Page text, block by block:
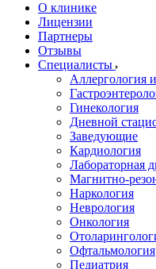
О клинике
Лицензии
Партнеры
Отзывы
Специалисты
Аллергология
Гинекология
Дневной
Заведующие
Кардиология
Лабораторная
Магнитно-
Наркология
Неврология
Онкология
Офтальмология
Педиатрия